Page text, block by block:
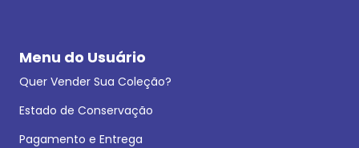
Menu do Usuário
Quer Vender Sua Coleção?
Estado de Conservação
Pagamento e Entrega